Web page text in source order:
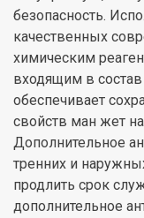
безопасность.
качественных
химическим
входящим в
обеспечивает
свойств ман жет
Дополнительное
тренних и
продлить срок
дополнительное